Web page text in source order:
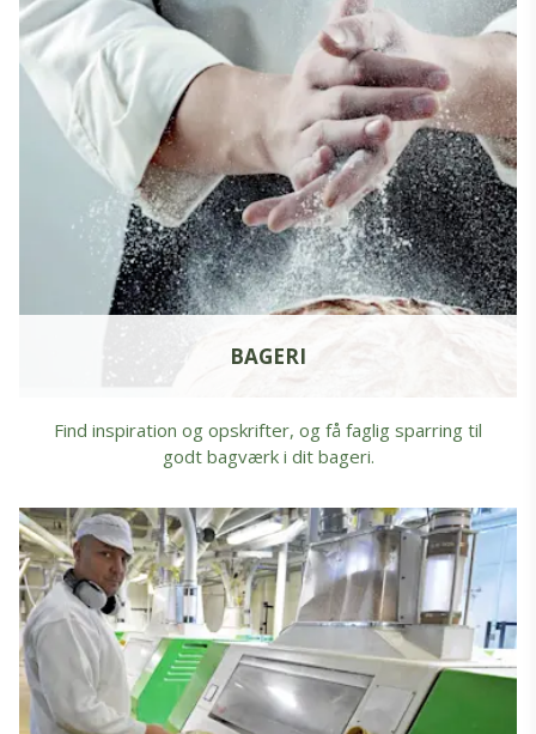
BAGERI
Find inspiration og opskrifter, og få faglig sparring til
godt bagværk i dit bageri.